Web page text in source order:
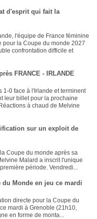
d'esprit qui fait la
l'équipe de France féminine
pour la Coupe du monde 2027
confrontation difficile et
FRANCE - IRLANDE
1-0 face à l'Irlande et terminent
leur billet pour la prochaine
à chaud de Melvine
sur un exploit de
Coupe du monde après sa
Malard a inscrit l'unique
période. Vendredi...
Monde en jeu ce mardi
directe pour la Coupe du
mardi à Grenoble (21h10,
en forme de monta...